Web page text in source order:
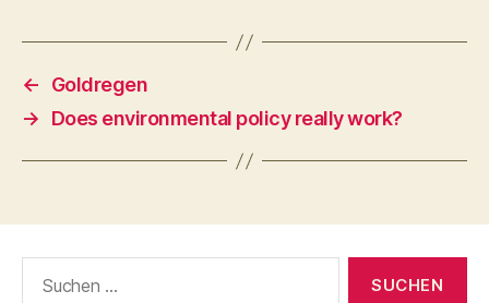
←
Goldregen
→
Does environmental policy really work?
nach: